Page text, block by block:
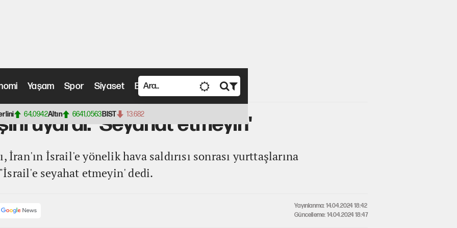
Yaşam Spor Siyaset Bilim ve Teknoloji Video
64,0942Altın 6641,0563BIST 13.682
'Seyahat etmeyin'
uyardı: 'Seyahat etmeyin'
İran'ın İsrail'e yönelik hava saldırısı sonrası yurttaşlarına
seyahat etmeyin' dedi.
Yayınlanma: 14.04.2024 18:42
Güncelleme: 14.04.2024 18:47